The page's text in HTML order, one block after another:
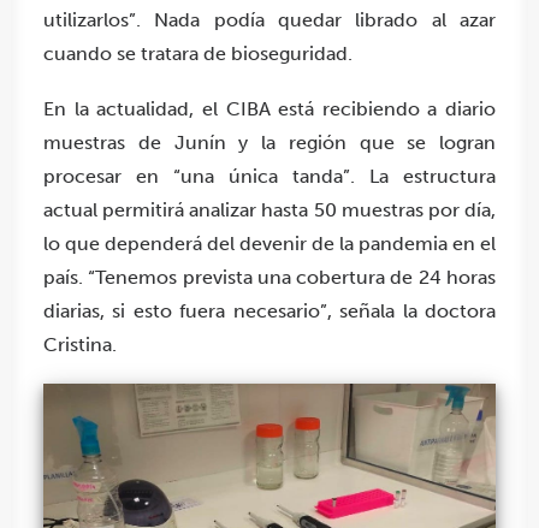
utilizarlos”. Nada podía quedar librado al azar
cuando se tratara de bioseguridad.
En la actualidad, el CIBA está recibiendo a diario
muestras de Junín y la región que se logran
procesar en “una única tanda”. La estructura
actual permitirá analizar hasta 50 muestras por día,
lo que dependerá del devenir de la pandemia en el
país. “Tenemos prevista una cobertura de 24 horas
diarias, si esto fuera necesario”, señala la doctora
Cristina.